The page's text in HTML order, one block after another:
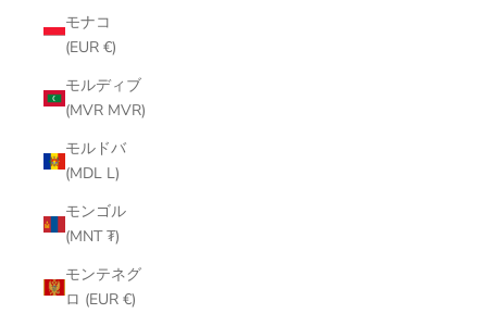
モナコ
(EUR €)
モルディブ
(MVR MVR)
モルドバ
(MDL L)
モンゴル
(MNT ₮)
モンテネグ
ロ (EUR €)